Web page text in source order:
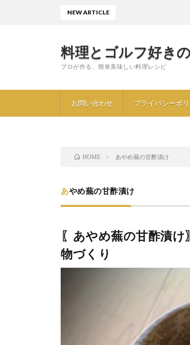
料理とゴルフ好き
プロが作る、簡単美味しい料理レシピ
お問い合わせ プライバシーポ
NEW ARTICLE
HOME あやめ蕪の甘酢漬け
あやめ蕪の甘酢漬け
〖あやめ蕪の甘酢漬
物づくり